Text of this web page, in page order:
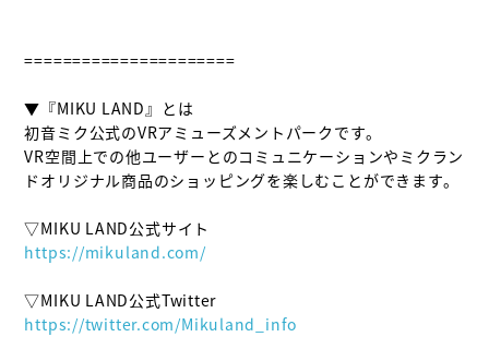
======================
▼『MIKU LAND』とは
初音ミク公式のVRアミューズメントパークです。
VR空間上での他ユーザーとのコミュニケーションやミクラン
ドオリジナル商品のショッピングを楽しむことができます。
https://mikuland.com/
https://twitter.com/Mikuland_info